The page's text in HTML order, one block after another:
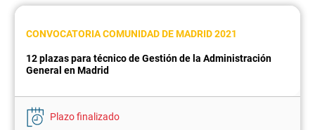
CONVOCATORIA COMUNIDAD DE MADRID 2021
12 plazas para técnico de Gestión de la Administración
General en Madrid
Plazo finalizado